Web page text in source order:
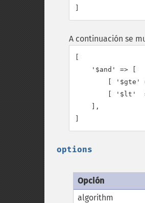
A continuación se
    '$and' => [
[ '$gte'
[ '$lt'
    ],
options
Opción
algorithm